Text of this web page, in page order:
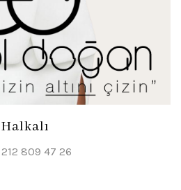
Halkalı
809 47 26